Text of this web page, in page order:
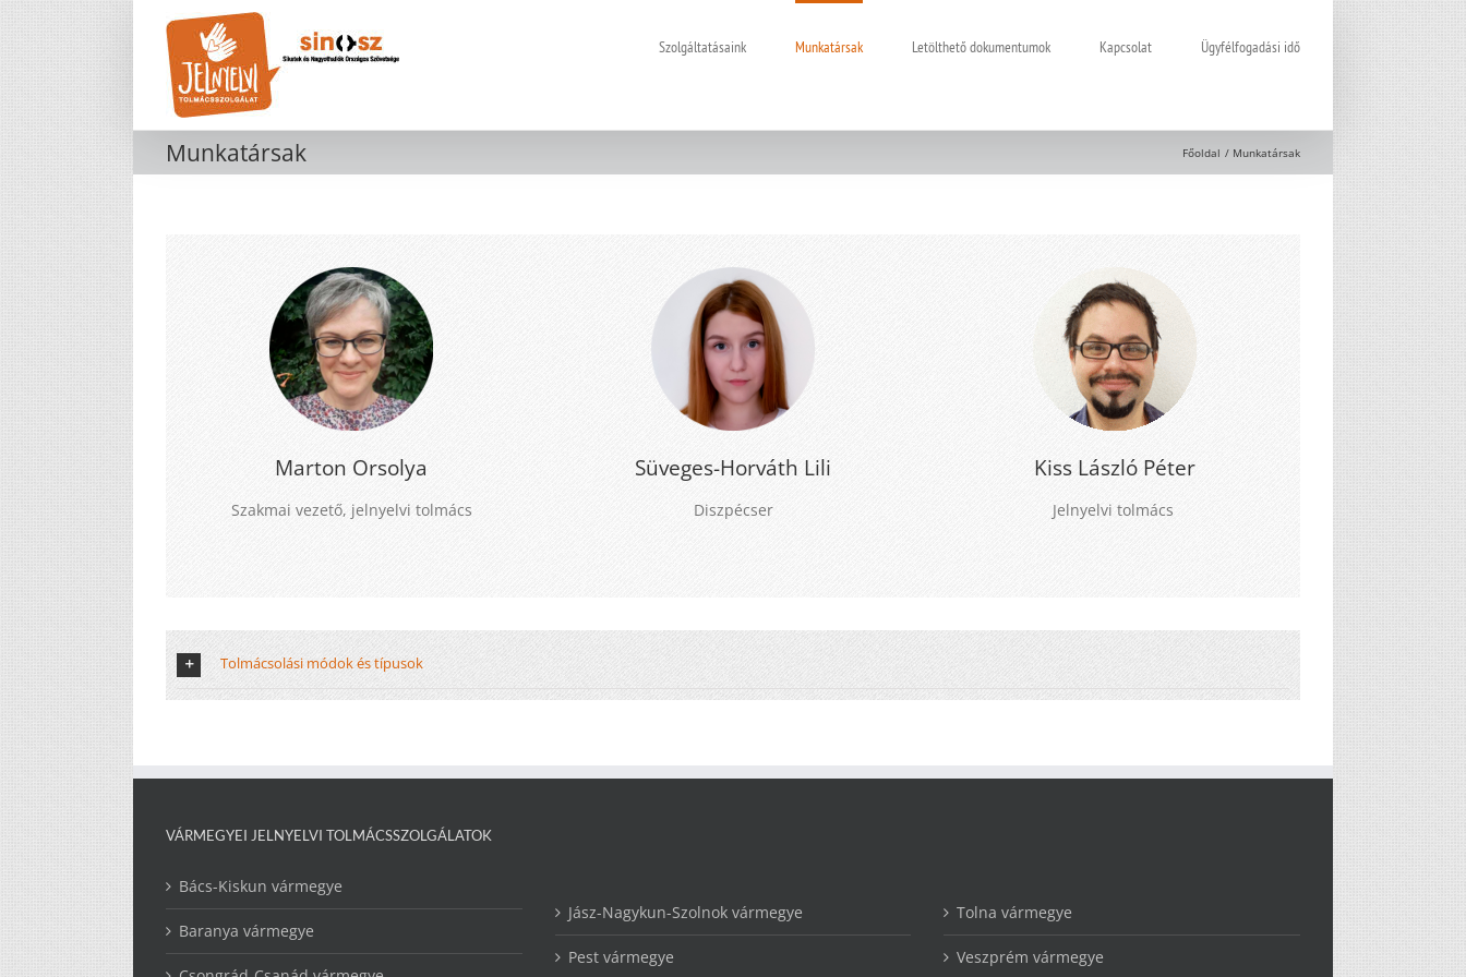
Szolgáltatásaink Munkatársak Letölthető dokumentumok Kapcsolat Ügyfélfogadási idő
Munkatársak Főoldal Munkatársak
Marton Orsolya
Szakmai vezető, jelnyelvi tolmács
Süveges-Horváth Lili
Diszpécser
Kiss László Péter
Jelnyelvi tolmács
Tolmácsolási módok és típusok
VÁRMEGYEI JELNYELVI TOLMÁCSSZOLGÁLATOK
Bács-Kiskun vármegye
Baranya vármegye
Jász-Nagykun-Szolnok vármegye
Pest vármegye
Tolna vármegye
Veszprém vármegye